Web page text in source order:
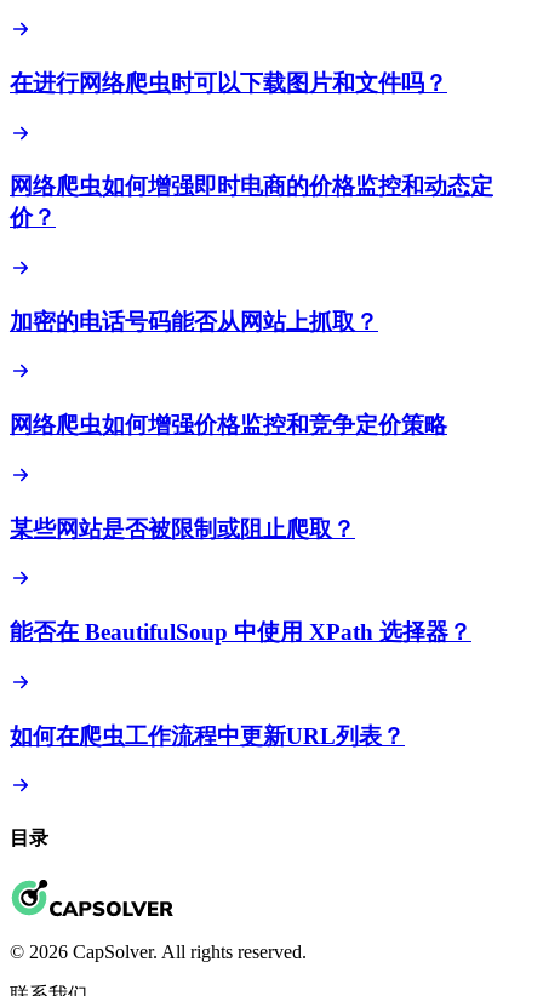
在进行网络爬虫时可以下载图片和文件吗？
网络爬虫如何增强即时电商的价格监控和动态定
价？
加密的电话号码能否从网站上抓取？
网络爬虫如何增强价格监控和竞争定价策略
某些网站是否被限制或阻止爬取？
能否在 BeautifulSoup 中使用 XPath 选择器？
如何在爬虫工作流程中更新URL列表？
目录
© 2026 CapSolver. All rights reserved.